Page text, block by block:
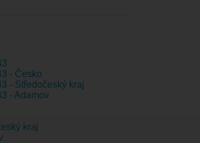
- Česko
- Středočeský kraj
- Adamov
kraj